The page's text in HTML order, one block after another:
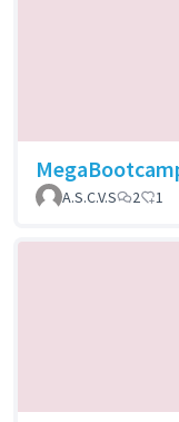
A.S.C.V.S
2 1